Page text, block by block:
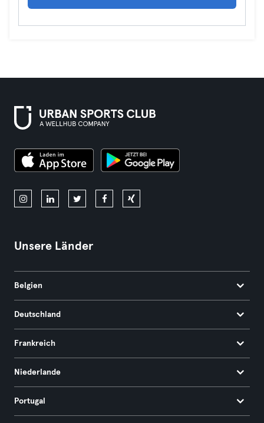
Unsere Länder
Belgien
Deutschland
Frankreich
Niederlande
Portugal